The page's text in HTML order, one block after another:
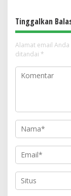
Tinggalkan
Alamat email
ditandai *